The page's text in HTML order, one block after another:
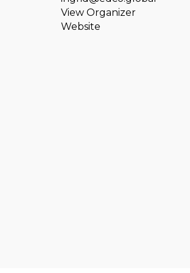
View Organizer
Website